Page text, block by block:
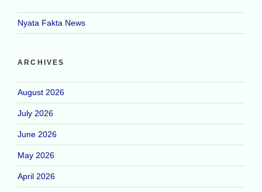
Nyata Fakta News
ARCHIVES
August 2026
July 2026
June 2026
May 2026
April 2026